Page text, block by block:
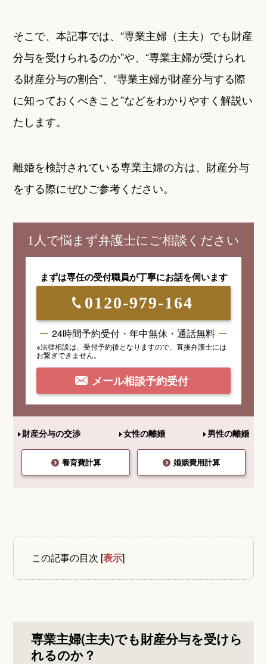
そこで、本記事では、“専業主婦（主夫）でも財産
分与を受けられるのか”や、“専業主婦が受けられ
る財産分与の割合”、“専業主婦が財産分与する際
に知っておくべきこと”などをわかりやすく解説い
たします。
離婚を検討されている専業主婦の方は、財産分与
をする際にぜひご参考ください。
1人で悩まず弁護士にご相談ください
まずは専任の受付職員が丁寧にお話を伺います
0120-979-164
24時間予約受付・年中無休・通話無料
※法律相談は、受付予約後となりますので、 直接弁護士には
お繋ぎできません。
メール相談予約受付
財産分与の交渉 女性の離婚 男性の離婚
養育費計算 婚姻費用計算
この記事の目次 [表示]
専業主婦(主夫)でも財産分与を受けら
れるのか？